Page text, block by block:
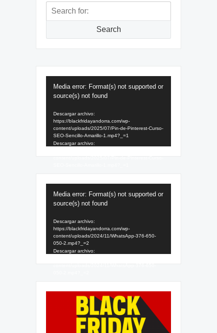
Search
Search
de
Media error: Format(s) not supported or
source(s) not found
Descargar archivo:
https://blackfridayandorra.com/wp-
content/uploads/2025/07/Pin-de-Pinterest-Curso-
SEO-Sencillo-Amarillo-1.mp4?_=1
Descargar archivo:
de
Media error: Format(s) not supported or
source(s) not found
Descargar archivo:
https://blackfridayandorra.com/wp-
content/uploads/2024/11/WhatsApp-376-650-
050-2.mp4?_=2
Descargar archivo: